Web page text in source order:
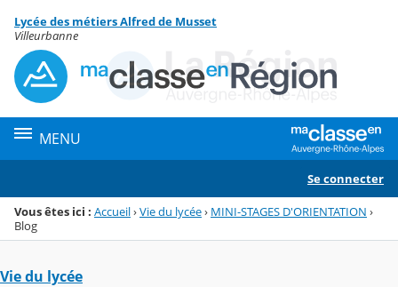
Menu de la rubrique
Contenu
Lycée des métiers Alfred de Musset
Villeurbanne
MENU
Se connecter
Vous êtes ici : Accueil›Vie du lycée› MINI-STAGES D'ORIENTATION ›
Blog
Vie du lycée